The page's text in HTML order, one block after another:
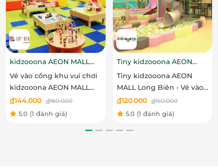
kidzooona AEON MALL
Hải Phòng 3F
Vé vào cổng khu vui chơi
kidzooona AEON MALL
Hải Phòng 3F bao gồm Lễ
Tết
đ144.000 đ180.000
5.0 (1 đánh giá)
Tiny kidzooona AEON
MALL Long Biên
Tiny kidzooona AEON
MALL Long Biên - Vé vào
cổng khu vui chơi bao
gồm Lễ Tết
đ120.000 đ150.000
5.0 (1 đánh giá)